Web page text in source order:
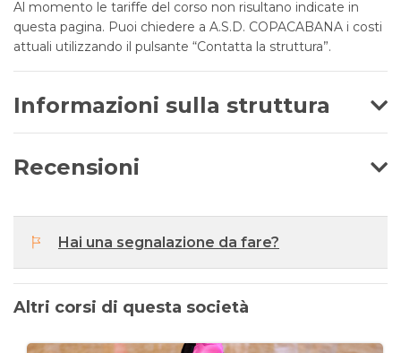
Al momento le tariffe del corso non risultano indicate in
questa pagina. Puoi chiedere a A.S.D. COPACABANA i costi
attuali utilizzando il pulsante “Contatta la struttura”.
Informazioni sulla struttura
Recensioni
Hai una segnalazione da fare?
Altri corsi di questa società